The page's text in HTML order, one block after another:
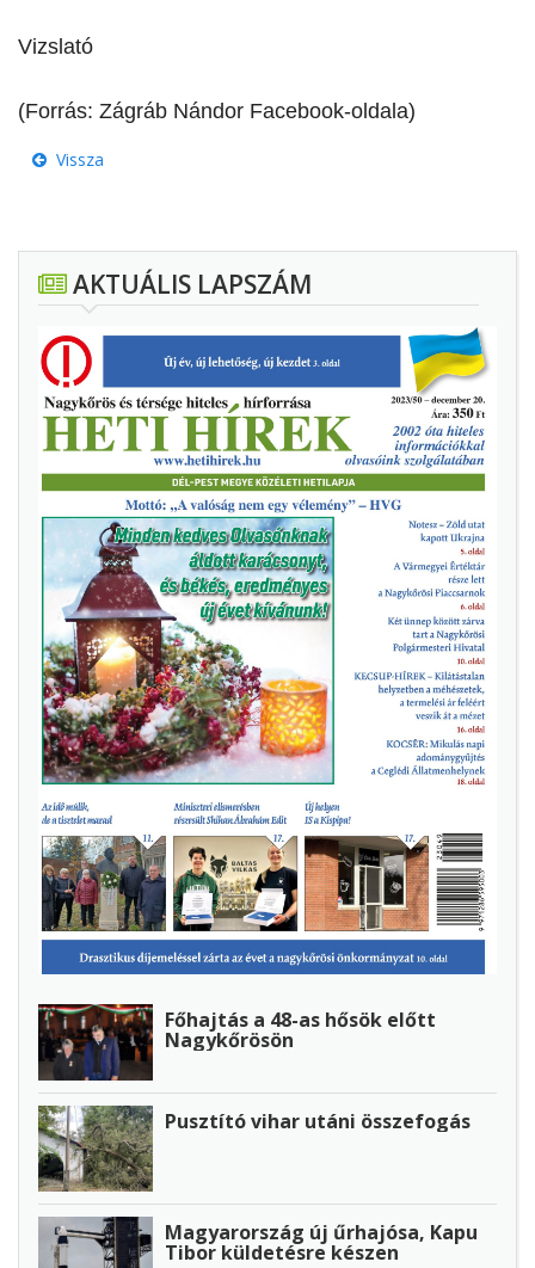
Vizslató
(Forrás: Zágráb Nándor Facebook-oldala)
Vissza
AKTUÁLIS LAPSZÁM
Főhajtás a 48-as hősök előtt
Nagykőrösön
Pusztító vihar utáni összefogás
Magyarország új űrhajósa, Kapu
Tibor küldetésre készen